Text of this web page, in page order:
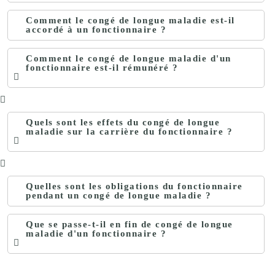
Comment le congé de longue maladie est-il
accordé à un fonctionnaire ?
Comment le congé de longue maladie d'un
fonctionnaire est-il rémunéré ?
Quels sont les effets du congé de longue
maladie sur la carrière du fonctionnaire ?
Quelles sont les obligations du fonctionnaire
pendant un congé de longue maladie ?
Que se passe-t-il en fin de congé de longue
maladie d'un fonctionnaire ?